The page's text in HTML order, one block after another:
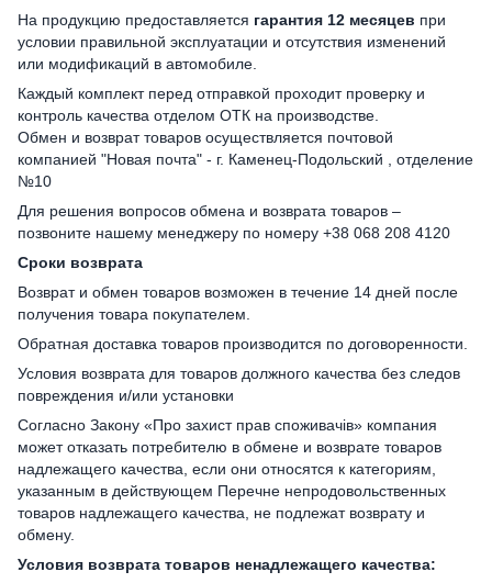
На продукцию предоставляется гарантия 12 месяцев при
условии правильной эксплуатации и отсутствия изменений
или модификаций в автомобиле.
Каждый комплект перед отправкой проходит проверку и
контроль качества отделом ОТК на производстве.
Обмен и возврат товаров осуществляется почтовой
компанией "Новая почта" - г. Каменец-Подольский , отделение
№10
Для решения вопросов обмена и возврата товаров –
позвоните нашему менеджеру по номеру +38 068 208 4120
Сроки возврата
Возврат и обмен товаров возможен в течение 14 дней после
получения товара покупателем.
Обратная доставка товаров производится по договоренности.
Условия возврата для товаров должного качества без следов
повреждения и/или установки
Согласно Закону «Про захист прав споживачів» компания
может отказать потребителю в обмене и возврате товаров
надлежащего качества, если они относятся к категориям,
указанным в действующем Перечне непродовольственных
товаров надлежащего качества, не подлежат возврату и
обмену.
Условия возврата товаров ненадлежащего качества: